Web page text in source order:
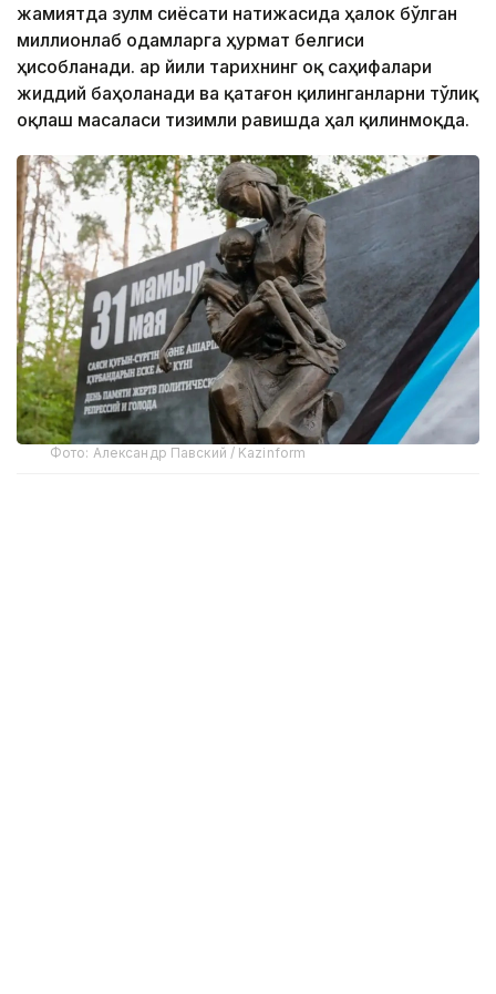
жамиятда зулм сиёсати натижасида ҳалок бўлган
миллионлаб одамларга ҳурмат белгиси
ҳисобланади. Ҳар йили тарихнинг оқ саҳифалари
жиддий баҳоланади ва қатағон қилинганларни тўлиқ
оқлаш масаласи тизимли равишда ҳал қилинмоқда.
Фото: Александр Павский / Kazinform